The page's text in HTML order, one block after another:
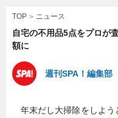
副業
TOP ニュース
自宅の不用品5点をプロが
額に
週刊SPA！編集部
年末だし大掃除をしよう